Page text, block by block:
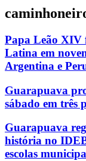
Papa Leão XIV
Latina em
Argentina e
Guarapuava
sábado em três
Guarapuava
história no
escolas